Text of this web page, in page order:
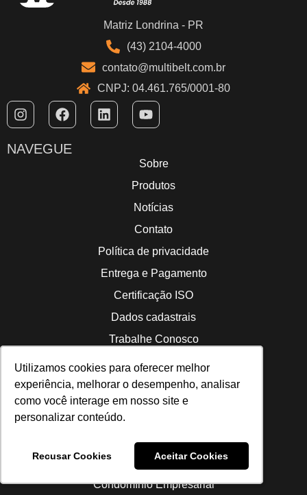
Utilizamos cookies para oferecer melhor
experiência, melhorar o desempenho, analisar
como você interage em nosso site e
personalizar conteúdo.
Recusar Cookies Aceitar Cookies
Utilizamos cookies para oferecer melhor
experiência, melhorar o desempenho, analisar
como você interage em nosso site e
personalizar conteúdo.
Recusar Cookies Aceitar Cookies
Matriz Londrina - PR
(43) 2104-4000
contato@multibelt.com.br
CNPJ: 04.461.765/0001-80
NAVEGUE
Sobre
Produtos
Notícias
Contato
Política de privacidade
Entrega e Pagamento
Certificação ISO
Dados cadastrais
Trabalhe Conosco
SETORES
Agronegócio
Indústria
ENDEREÇO
Rua Alberto Negro, 375
Condomínio Empresarial